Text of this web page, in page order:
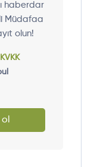
haberdar
Müdafaa
olun!
KVKK